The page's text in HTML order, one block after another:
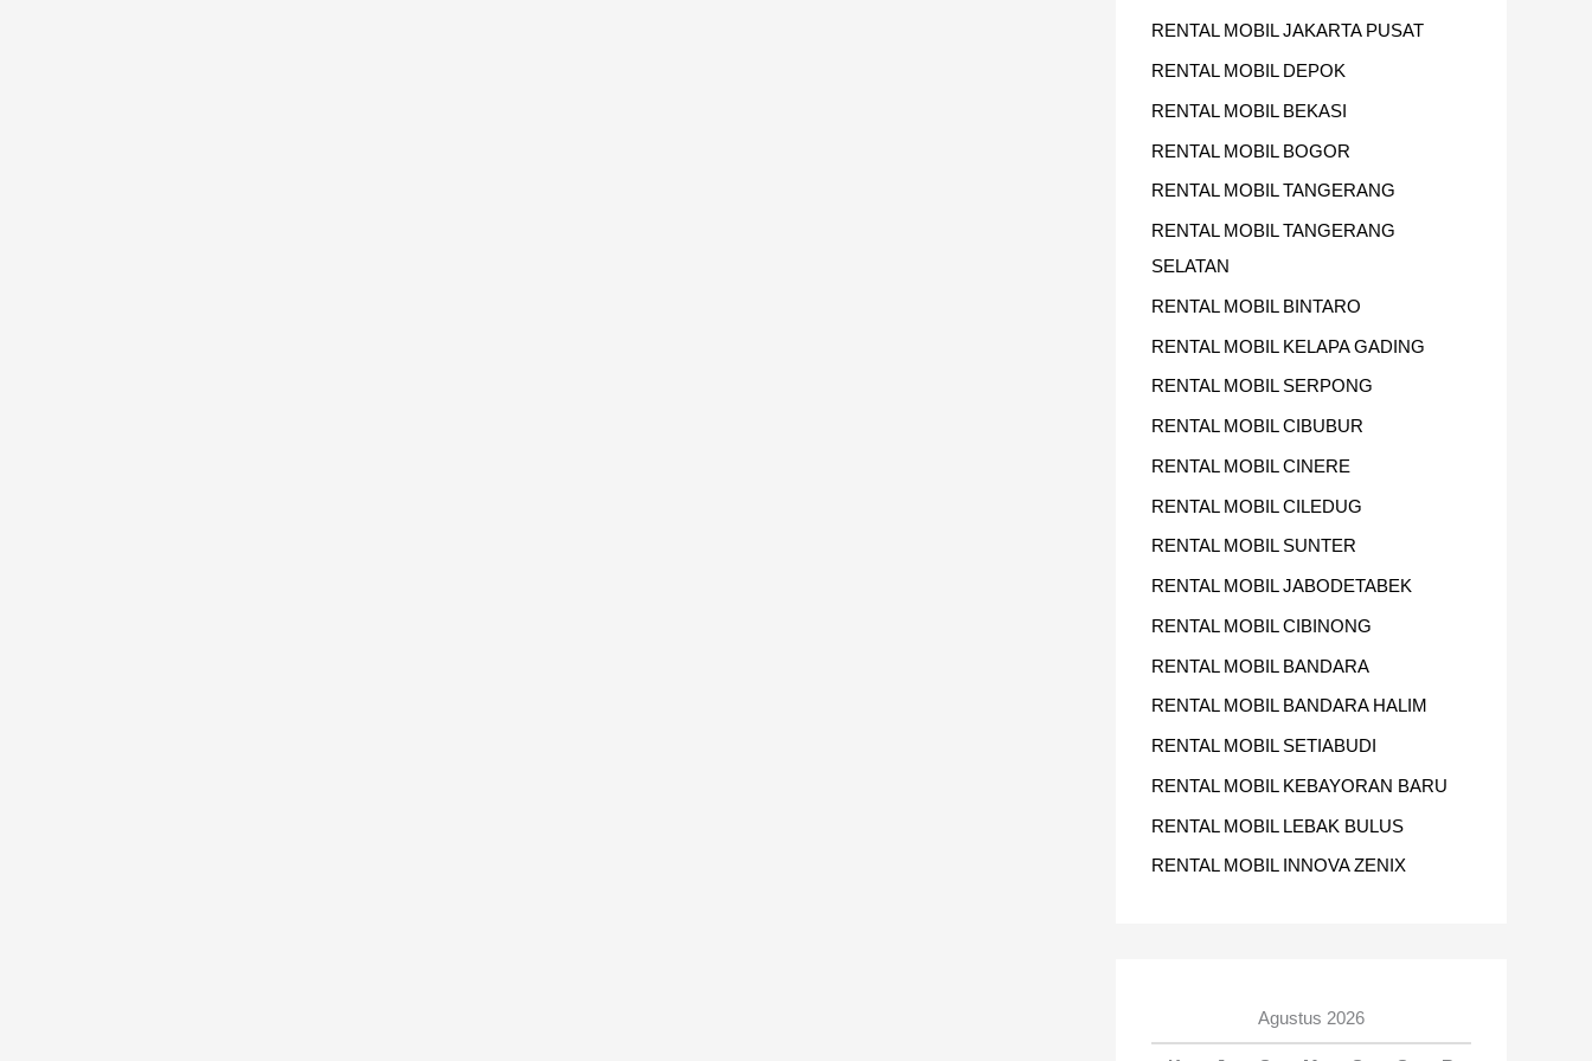
RENTAL MOBIL JAKARTA PUSAT
RENTAL MOBIL DEPOK
RENTAL MOBIL BEKASI
RENTAL MOBIL BOGOR
RENTAL MOBIL TANGERANG
RENTAL MOBIL TANGERANG
SELATAN
RENTAL MOBIL BINTARO
RENTAL MOBIL KELAPA GADING
RENTAL MOBIL SERPONG
RENTAL MOBIL CIBUBUR
RENTAL MOBIL CINERE
RENTAL MOBIL CILEDUG
RENTAL MOBIL SUNTER
RENTAL MOBIL JABODETABEK
RENTAL MOBIL CIBINONG
RENTAL MOBIL BANDARA
RENTAL MOBIL BANDARA HALIM
RENTAL MOBIL SETIABUDI
RENTAL MOBIL KEBAYORAN BARU
RENTAL MOBIL LEBAK BULUS
RENTAL MOBIL INNOVA ZENIX
Agustus 2026